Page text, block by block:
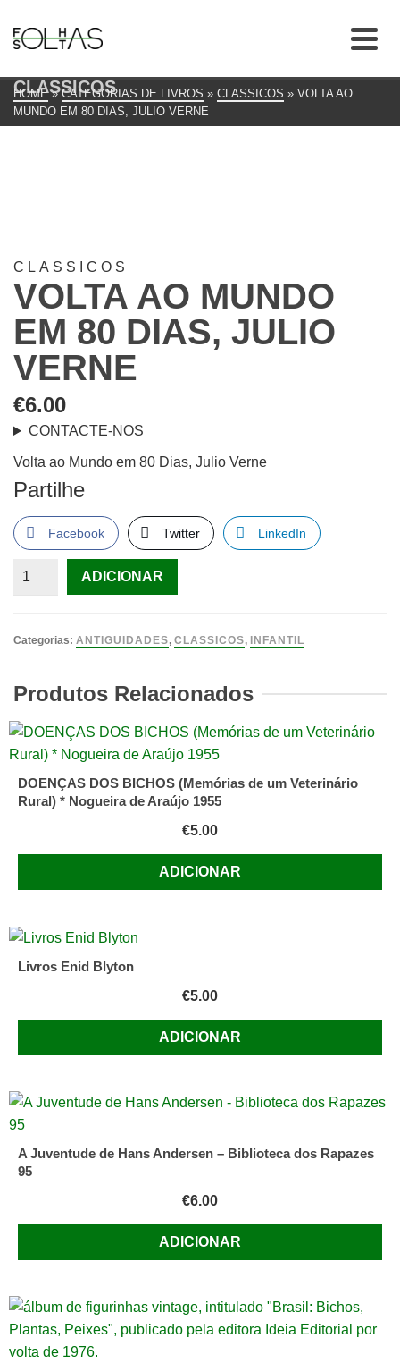
CLASSICOS
HOME » CATEGORIAS DE LIVROS » CLASSICOS » VOLTA AO
MUNDO EM 80 DIAS, JULIO VERNE
CLASSICOS
VOLTA AO MUNDO
EM 80 DIAS, JULIO
VERNE
€6.00
CONTACTE-NOS
Volta ao Mundo em 80 Dias, Julio Verne
Partilhe
Facebook Twitter LinkedIn
Quantidade
ao
80
Dias,
Julio
ADICIONAR
Categorias: ANTIGUIDADES, CLASSICOS, INFANTIL
Produtos Relacionados
DOENÇAS DOS BICHOS (Memórias de um Veterinário
Rural) * Nogueira de Araújo 1955
€5.00
ADICIONAR
Livros Enid Blyton
€5.00
ADICIONAR
A Juventude de Hans Andersen – Biblioteca dos Rapazes
95
€6.00
ADICIONAR